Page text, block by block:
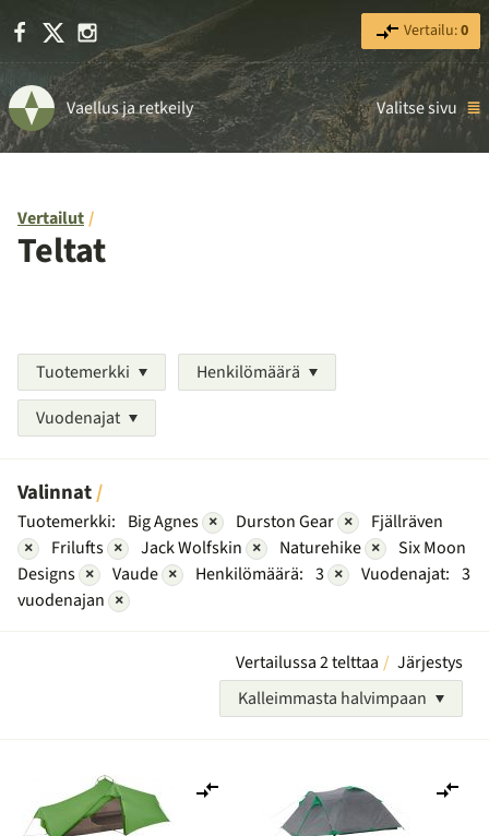
Facebook Instagram Vertailu:0
Vaellus ja retkeily Valitse sivu
Vertailut
Teltat
Tuotemerkki
Henkilömäärä
Vuodenajat
Valinnat
Tuotemerkki: Big Agnes × Durston Gear ×
Fjällräven
×
Frilufts × Jack Wolfskin × Naturehike ×
Six Moon
Designs × Vaude × Henkilömäärä: 3 × Vuodenajat: 3
vuodenajan ×
Vertailussa 2 telttaa
Järjestys
Kalleimmasta halvimpaan
vertailuun